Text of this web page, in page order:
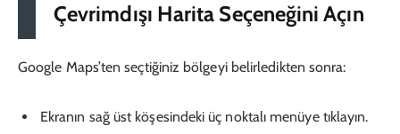
Çevrimdışı Harita Seçeneğini Açın
Google Maps’ten seçtiğiniz bölgeyi belirledikten sonra:
Ekranın sağ üst köşesindeki üç noktalı menüye tıklayın.